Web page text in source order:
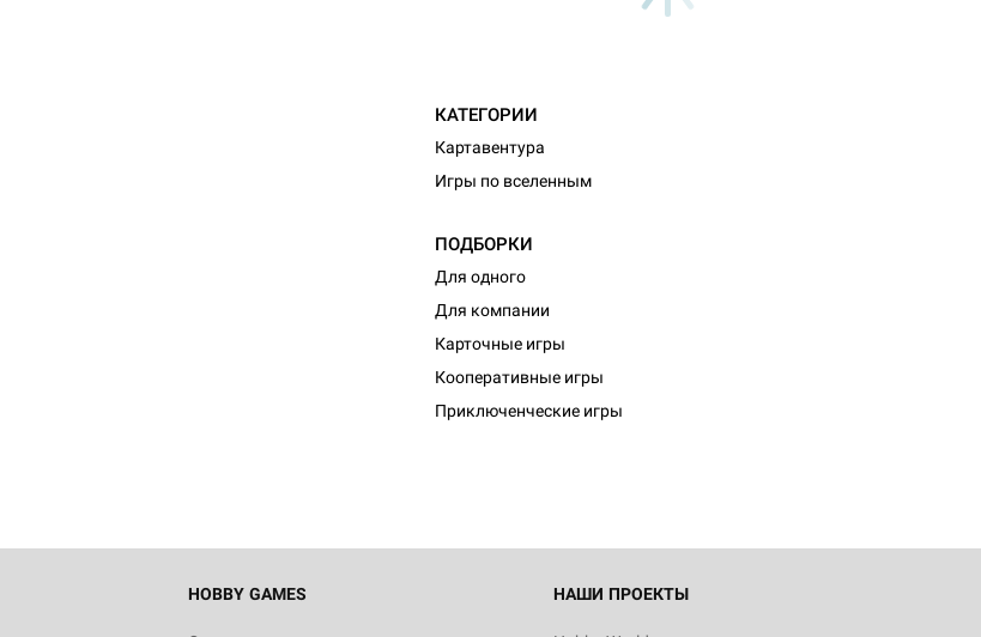
КАТЕГОРИИ
Картавентура
Игры по вселенным
ПОДБОРКИ
Для одного
Для компании
Карточные игры
Кооперативные игры
Приключенческие игры
HOBBY GAMES НАШИ ПРОЕКТЫ
Настольная игра Hobby World Журнал
"Мир фантастики. Спецвыпуск: Братья
империи: Боевая тревога
799